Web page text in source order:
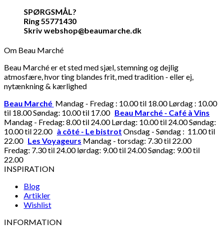
SPØRGSMÅL?
Ring 55771430
Skriv webshop@beaumarche.dk
Om Beau Marché
Beau Marché er et sted med sjæl, stemning og dejlig
atmosfære, hvor ting blandes frit, med tradition - eller ej,
nytænkning & kærlighed
Beau Marché Mandag - Fredag : 10.00 til 18.00 Lørdag : 10.00
til 18.00 Søndag: 10.00 til 17.00 Beau Marché - Café à Vins
Mandag - Fredag: 8.00 til 24.00 Lørdag: 10.00 til 24.00 Søndag:
10.00 til 22.00 à côté - Le bistrot Onsdag - Søndag : 11.00 til
22.00 Les Voyageurs Mandag - torsdag: 7.30 til 22.00
Fredag: 7.30 til 24.00 lørdag: 9.00 til 24.00 Søndag: 9.00 til
22.00
INSPIRATION
Blog
Artikler
Wishlist
INFORMATION